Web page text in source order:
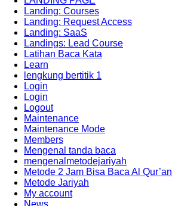
Landing: Courses
Landing: Request Access
Landing: SaaS
Landings: Lead Course
Latihan Baca Kata
Learn
lengkung bertitik 1
Login
Login
Logout
Maintenance
Maintenance Mode
Members
Mengenal tanda baca
mengenalmetodejariyah
Metode 2 Jam Bisa Baca Al Qur’an
Metode Jariyah
My account
News